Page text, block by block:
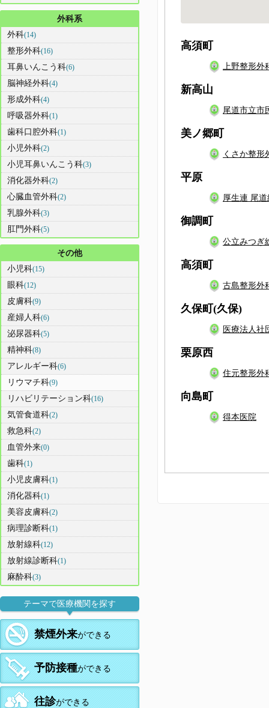
高須町
上野整形外
新高山
尾道市立市
美ノ郷町
くさか整形
平原
厚生連 尾
御調町
公立みつぎ
高須町
古島整形外
久保町(久保)
医療法人
栗原西
住元整形外
向島町
得本医院
外科系
外科(14)
整形外科(16)
耳鼻いんこう科(6)
脳神経外科(4)
形成外科(4)
呼吸器外科(1)
歯科口腔外科(1)
小児外科(2)
小児耳鼻いんこう科(3)
消化器外科(2)
心臓血管外科(2)
乳腺外科(3)
肛門外科(5)
その他
小児科(15)
眼科(12)
皮膚科(9)
産婦人科(6)
泌尿器科(5)
精神科(8)
アレルギー科(6)
リウマチ科(9)
リハビリテーション科(16)
気管食道科(2)
救急科(2)
血管外来(0)
歯科(1)
小児皮膚科(1)
消化器科(1)
美容皮膚科(2)
病理診断科(1)
放射線科(12)
放射線診断科(1)
麻酔科(3)
テーマで医療機関を探す
禁煙外来ができる
予防接種ができる
往診ができる